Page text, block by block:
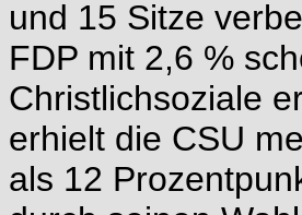
und 15 Sitze
FDP mit 2,6 %
Christlichsoziale
erhielt die CSU
als 12